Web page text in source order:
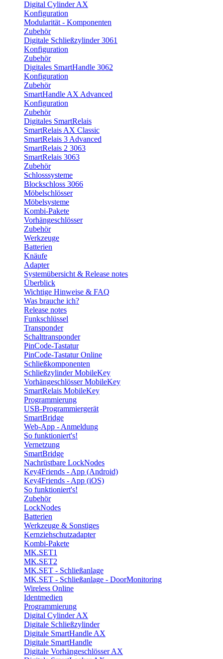
Digital Cylinder AX
Konfiguration
Modularität - Komponenten
Zubehör
Digitale Schließzylinder 3061
Konfiguration
Zubehör
Digitales SmartHandle 3062
Konfiguration
Zubehör
SmartHandle AX Advanced
Konfiguration
Zubehör
Digitales SmartRelais
SmartRelais AX Classic
SmartRelais 3 Advanced
SmartRelais 2 3063
SmartRelais 3063
Zubehör
Schlosssysteme
Blockschloss 3066
Möbelschlösser
Möbelsysteme
Kombi-Pakete
Vorhängeschlösser
Zubehör
Werkzeuge
Batterien
Knäufe
Adapter
Systemübersicht & Release notes
Überblick
Wichtige Hinweise & FAQ
Was brauche ich?
Release notes
Funkschlüssel
Transponder
Schalttransponder
PinCode-Tastatur
PinCode-Tastatur Online
Schließkomponenten
Schließzylinder MobileKey
Vorhängeschlösser MobileKey
SmartRelais MobileKey
Programmierung
USB-Programmiergerät
SmartBridge
Web-App - Anmeldung
So funktioniert's!
Vernetzung
SmartBridge
Nachrüstbare LockNodes
Key4Friends - App (Android)
Key4Friends - App (iOS)
So funktioniert's!
Zubehör
LockNodes
Batterien
Werkzeuge & Sonstiges
Kernziehschutzadapter
Kombi-Pakete
MK.SET1
MK.SET2
MK.SET - Schließanlage
MK.SET - Schließanlage - DoorMonitoring
Wireless Online
Identmedien
Programmierung
Digital Cylinder AX
Digitale Schließzylinder
Digitale SmartHandle AX
Digitale SmartHandle
Digitale Vorhängeschlösser AX